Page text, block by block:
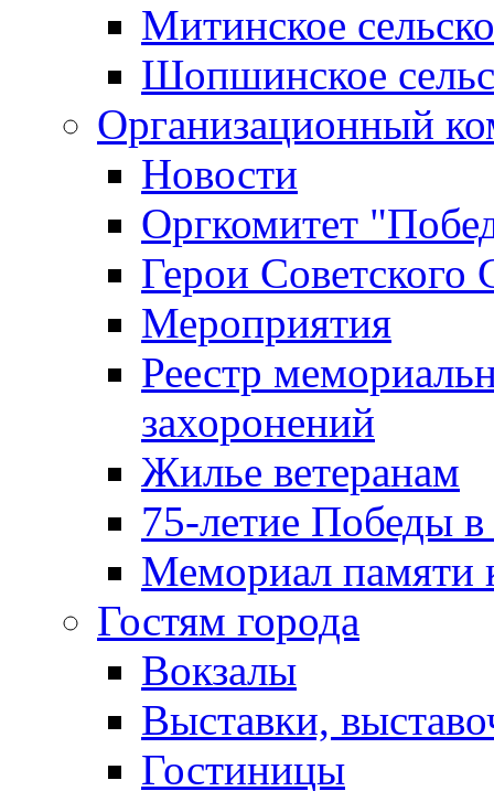
Митинское
Шопшинское
Организационный
Новости
Оргкомитет
Герои Советского
Мероприятия
Реестр
захоронений
Жилье ветеранам
75-летие Победы
Мемориал памяти
Гостям города
Вокзалы
Выставки,
Гостиницы